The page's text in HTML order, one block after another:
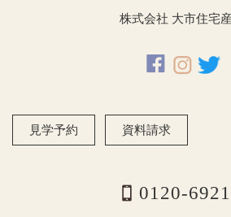
株式会社 大市住宅
見学予約 資料請求
0120-